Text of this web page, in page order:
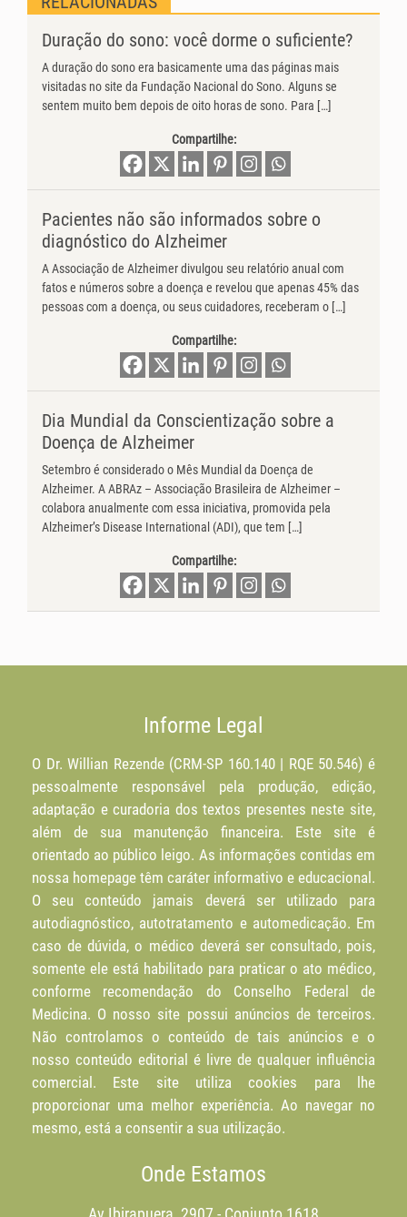
Duração do sono: você dorme o suficiente?
A duração do sono era basicamente uma das páginas mais
visitadas no site da Fundação Nacional do Sono. Alguns se
sentem muito bem depois de oito horas de sono. Para […]
Compartilhe:
Pacientes não são informados sobre o
diagnóstico do Alzheimer
A Associação de Alzheimer divulgou seu relatório anual com
fatos e números sobre a doença e revelou que apenas 45% das
pessoas com a doença, ou seus cuidadores, receberam o […]
Compartilhe:
Dia Mundial da Conscientização sobre a
Doença de Alzheimer
Setembro é considerado o Mês Mundial da Doença de
Alzheimer. A ABRAz – Associação Brasileira de Alzheimer –
colabora anualmente com essa iniciativa, promovida pela
Alzheimer’s Disease International (ADI), que tem […]
Compartilhe:
Informe Legal
O Dr. Willian Rezende (CRM-SP 160.140 | RQE 50.546) é
pessoalmente responsável pela produção, edição,
adaptação e curadoria dos textos presentes neste site,
além de sua manutenção financeira. Este site é
orientado ao público leigo. As informações contidas em
nossa homepage têm caráter informativo e educacional.
O seu conteúdo jamais deverá ser utilizado para
autodiagnóstico, autotratamento e automedicação. Em
caso de dúvida, o médico deverá ser consultado, pois,
somente ele está habilitado para praticar o ato médico,
conforme recomendação do Conselho Federal de
Medicina. O nosso site possui anúncios de terceiros.
Não controlamos o conteúdo de tais anúncios e o
nosso conteúdo editorial é livre de qualquer influência
comercial. Este site utiliza cookies para lhe
proporcionar uma melhor experiência. Ao navegar no
mesmo, está a consentir a sua utilização.
Onde Estamos